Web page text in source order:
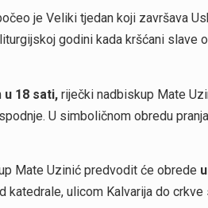
je Veliki tjedan koji završava
godini kada kršćani slave
u 18 sati, riječki nadbiskup Mate
U simboličnom obredu
Mate Uzinić predvodit će obrede
ulicom Kalvarija do crkve